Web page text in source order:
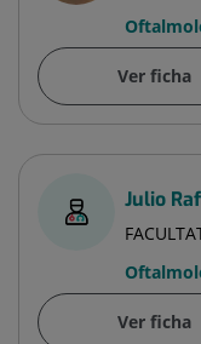
Ver ficha
Julio
Ver ficha